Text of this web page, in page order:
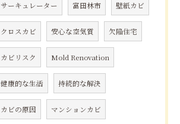
サーキュレーター 富田林市 壁紙カビ
クロスカビ 安心な空気質 欠陥住宅
カビリスク Mold Renovation
健康的な生活 持続的な解決
カビの原因 マンションカビ